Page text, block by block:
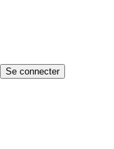
Se connecter